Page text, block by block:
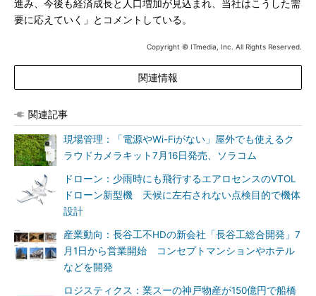
進み、今後も経済成長と人口増加が見込まれ、当社はこうした需
要に応えていく」とコメントしている。
Copyright © ITmedia, Inc. All Rights Reserved.
関連情報
関連記事
現場管理：「電源やWi-Fiがない」屋外でも使えるク
ラウドカメラキット7月16日発売、ソラコム
ドローン：少雨時にも飛行するエアロセンスのVTOL
ドローン新型機 天候に左右されない点検目的で機体
設計
産業動向：長谷工不HDの新会社「長谷工総合開発」7
月1日から営業開始 コンセプトマンションやホテル
などを開発
ロジスティクス：業スーの神戸物産が150億円で船橋